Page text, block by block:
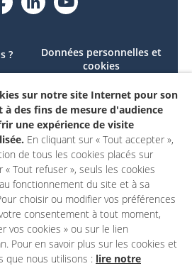
?
Données personnelles et
cookies
conforme
Mentions légales
sur notre site Internet pour son
des fins de mesure d'audience
une expérience de visite
En cliquant sur « Tout accepter »,
de tous les cookies placés sur
Tout refuser », seuls les cookies
fonctionnement du site et à sa
choisir ou modifier vos préférences
consentement à tout moment,
vos cookies » ou sur le lien
Pour en savoir plus sur les cookies et
que nous utilisons : lire notre